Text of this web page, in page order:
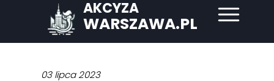
AKCYZA
WARSZAWA.PL
03 lipca 2023